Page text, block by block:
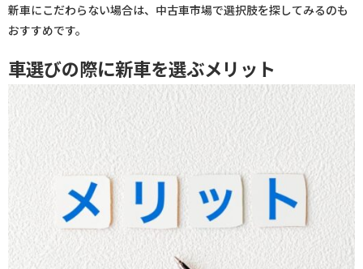
新車にこだわらない場合は、中古車市場で選択肢を探してみるのも
おすすめです。
車選びの際に新車を選ぶメリット